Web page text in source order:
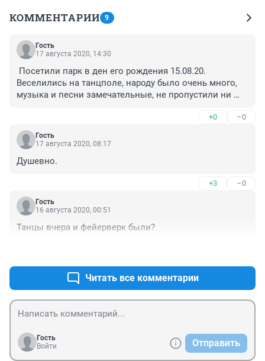
КОММЕНТАРИИ 9
Гость
17 августа 2020, 14:30
Посетили парк в ден его рождения 15.08.20.
Веселились на танцполе, народу было очень много,
музыка и песни замечательные, не пропустили ни
праздника захватывает. Не понравилось вручение
подарков королям и королевам танцпола, всего и
очень много отдали детям, мальчику и девочке, а
всех участников (7 человек), хоть что то бы им
праздник!
+0 –0
Гость
17 августа 2020, 08:17
Душевно.
+3 –0
Гость
16 августа 2020, 00:51
Танцы вчера и фейерверк были?
Читать все комментарии
Гость
Войти
Отправить